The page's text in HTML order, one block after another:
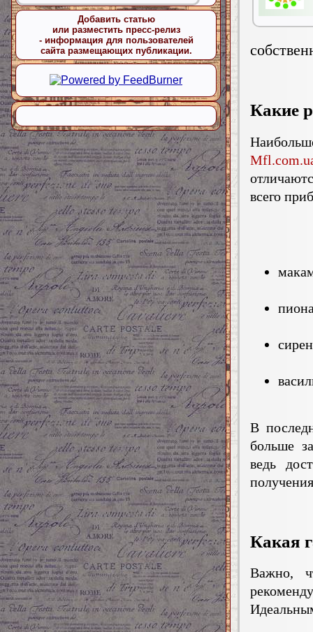
Какие
всего
В
больше
ведь
Какая
Важно,
Добавить статью
или разместить пресс-релиз
- информация для пользователей
сайта размещающих публикации.